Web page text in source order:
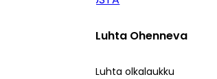
Luhta Ohenneva
Luhta olkalaukku